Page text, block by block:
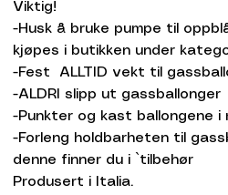
Viktig!
-Husk å bruke pumpe til
kjøpes i butikken under
-Fest ALLTID vekt til
-ALDRI slipp ut gassballonger
-Punkter og kast ballongene
-Forleng holdbarheten til
denne finner du i `tilbehør
Produsert i Italia.